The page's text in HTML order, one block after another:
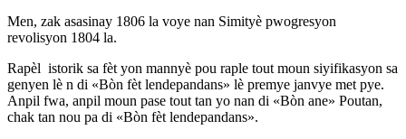
Men, zak asasinay 1806 la voye nan Simityè pwogresyon
revolisyon 1804 la.
Rapèl istorik sa fèt yon mannyè pou raple tout moun siyifikasyon sa
genyen lè n di «Bòn fèt lendepandans» lè premye janvye met pye.
Anpil fwa, anpil moun pase tout tan yo nan di «Bòn ane» Poutan,
chak tan nou pa di «Bòn fèt lendepandans».